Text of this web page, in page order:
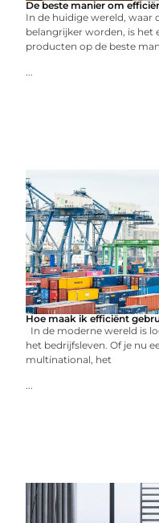
De beste manier om
In de huidige wereld, waar
belangrijker worden, is het
producten op de beste
...
Hoe maak ik efficiënt
In de moderne wereld is
het bedrijfsleven. Of je nu
multinational, het
...